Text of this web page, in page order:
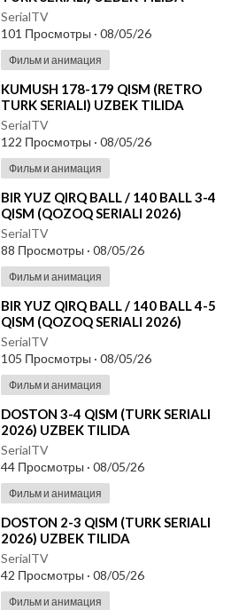
SerialTV
101 Просмотры · 08/05/26
Фильм и анимация
⁣KUMUSH 178-179 QISM (RETRO
TURK SERIALI) UZBEK TILIDA
SerialTV
122 Просмотры · 08/05/26
Фильм и анимация
⁣⁣BIR YUZ QIRQ BALL / 140 BALL 3-4
QISM (QOZOQ SERIALI 2026)
UZBEK TILIDA
SerialTV
88 Просмотры · 08/05/26
Фильм и анимация
⁣⁣BIR YUZ QIRQ BALL / 140 BALL 4-5
QISM (QOZOQ SERIALI 2026)
UZBEK TILIDA
SerialTV
105 Просмотры · 08/05/26
Фильм и анимация
⁣DOSTON 3-4 QISM (TURK SERIALI
2026) UZBEK TILIDA
SerialTV
44 Просмотры · 08/05/26
Фильм и анимация
⁣DOSTON 2-3 QISM (TURK SERIALI
2026) UZBEK TILIDA
SerialTV
42 Просмотры · 08/05/26
Фильм и анимация